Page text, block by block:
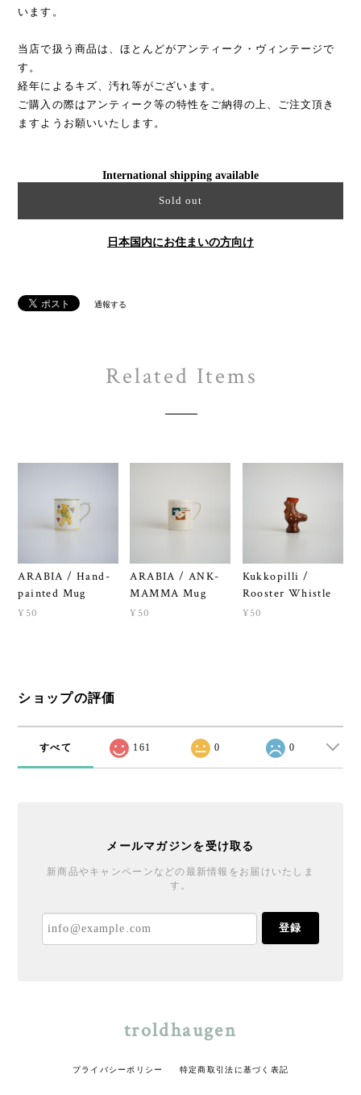
います。
当店で扱う商品は、ほとんどがアンティーク・ヴィンテージで
す。
経年によるキズ、汚れ等がございます。
ご購入の際はアンティーク等の特性をご納得の上、ご注文頂き
ますようお願いいたします。
International shipping available
Sold out
日本国内にお住まいの方向け
通報する
Related Items
ARABIA / Hand-
painted Mug
¥50
ARABIA / ANK-
MAMMA Mug
¥50
Kukkopilli /
Rooster Whistle
¥50
ショップの評価
すべて 161 0 0
メールマガジンを受け取る
新商品やキャンペーンなどの最新情報をお届けいたしま
す。
登録
troldhaugen
プライバシーポリシー 特定商取引法に基づく表記